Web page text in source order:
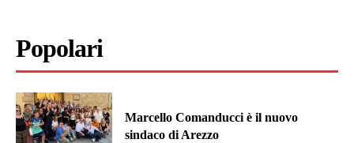
Popolari
Marcello Comanducci è il nuovo
sindaco di Arezzo